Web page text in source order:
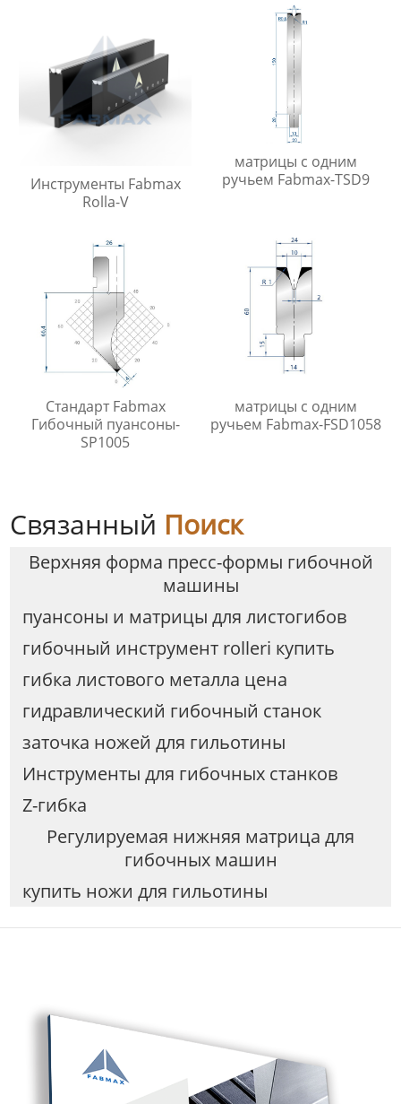
Инструменты Fabmax
Rolla-V
матрицы с одним
ручьем Fabmax-TSD9
Стандарт Fabmax
Гибочный пуансоны-
SP1005
матрицы с одним
ручьем Fabmax-FSD1058
Связанный Поиск
Верхняя форма пресс-формы гибочной
машины
пуансоны и матрицы для листогибов
гибочный инструмент rolleri купить
гибка листового металла цена
гидравлический гибочный станок
заточка ножей для гильотины
Инструменты для гибочных станков
Z-гибка
Регулируемая нижняя матрица для
гибочных машин
купить ножи для гильотины